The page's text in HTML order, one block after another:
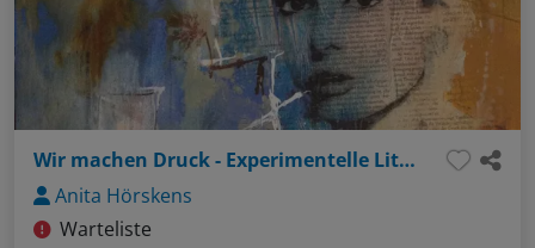
Wir machen Druck - Experimentelle Lithografie trifft Malerei
Anita Hörskens
Warteliste